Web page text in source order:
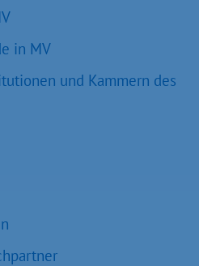
in MV
und Kammern des